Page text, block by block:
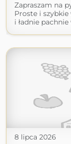
Zapraszam na
Proste i
i ładnie
8 lipca 2026